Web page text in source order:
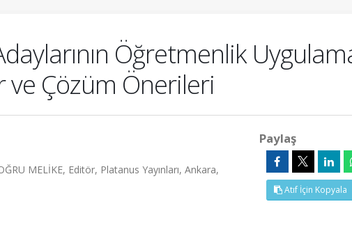
Öğretmenlik
ve Çözüm Önerileri
MELİKE, Editör, Platanus Yayınları, Ankara,
Paylaş
Atıf İçin Kopyala